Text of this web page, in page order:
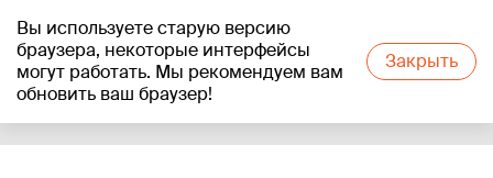
Вы используете старую версию
браузера, некоторые интерфейсы
могут работать. Мы рекомендуем вам
обновить ваш браузер!
Закрыть
+27°C